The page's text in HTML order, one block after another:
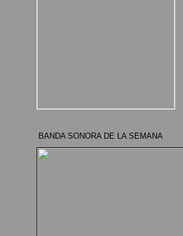
BANDA SONORA DE LA SEMANA